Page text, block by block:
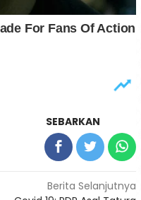
SEBARKAN
Berita Selanjutnya